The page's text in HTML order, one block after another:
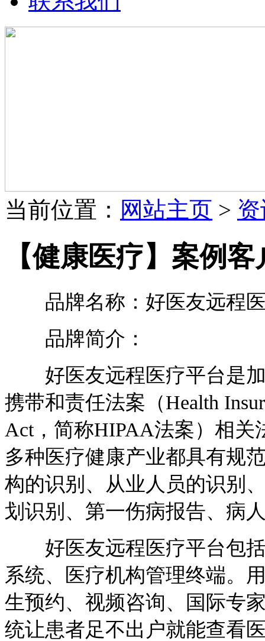
当前位置： 网站主页 >
【健康医疗】案例
品牌名称：好医友远程
品牌简介：
好医友远程医疗平台是加
携带和责任法案（Health
Act，简称HIPAA法案）相
多种医疗健康产业都具有规
构的识别、从业人员的识别
划识别、第一伤病报告、病
好医友远程医疗平台包括
系统、医疗机构管理终端。
生预约、视频咨询、国际专
统让患者足不出户就能查看